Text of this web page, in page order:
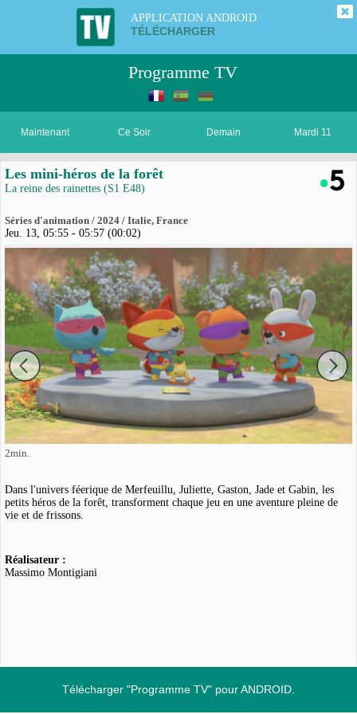
APPLICATION ANDROID
TÉLÉCHARGER
Programme TV
Maintenant Ce Soir Demain Mardi 11
Les mini-héros de la forêt
La reine des rainettes (S1 E48)
Séries d'animation / 2024 / Italie, France
Jeu. 13, 05:55 - 05:57 (00:02)
2min.
Dans l'univers féerique de Merfeuillu, Juliette, Gaston, Jade et Gabin, les
petits héros de la forêt, transforment chaque jeu en une aventure pleine de
vie et de frissons.
Réalisateur :
Massimo Montigiani
Télécharger "Programme TV" pour ANDROID.